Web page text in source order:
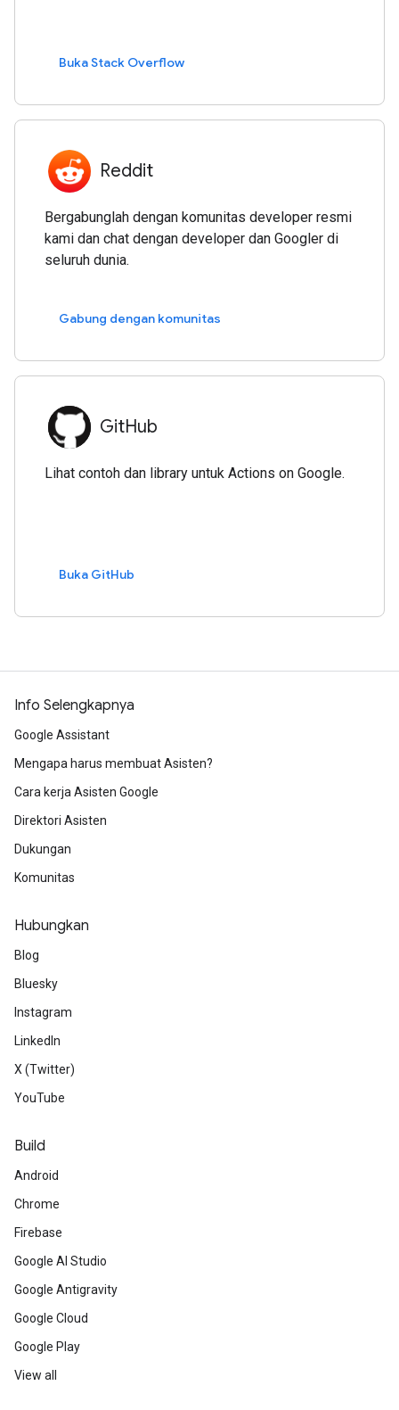
Buka Stack Overflow
Reddit
Bergabunglah dengan komunitas developer resmi
kami dan chat dengan developer dan Googler di
seluruh dunia.
Gabung dengan komunitas
GitHub
Lihat contoh dan library untuk Actions on Google.
Buka GitHub
Info Selengkapnya
Google Assistant
Mengapa harus membuat Asisten?
Cara kerja Asisten Google
Direktori Asisten
Dukungan
Komunitas
Hubungkan
Blog
Bluesky
Instagram
LinkedIn
X (Twitter)
YouTube
Build
Android
Chrome
Firebase
Google AI Studio
Google Antigravity
Google Cloud
Google Play
View all